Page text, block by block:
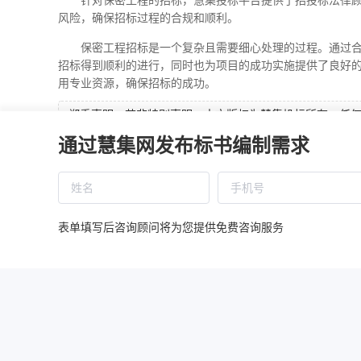
风险，确保招标过程的合规和顺利。
保密工程招标是一个复杂且需要细心处理的过程。通过
招标得到顺利的进行，同时也为项目的成功实施提供了良好
用专业资源，确保招标的成功。
郑重声明：若非特别声明，本文版权为慧集投标所有，任
发表。经本网授权使用的，应当在授权范围内使用，且须
关法律责任。
本文地址： https://www.huijibid.cn/article/udgwf02ca325489b
通过慧集网发布标书编制需求
表单填写后咨询顾问将为您提供免费咨询服务